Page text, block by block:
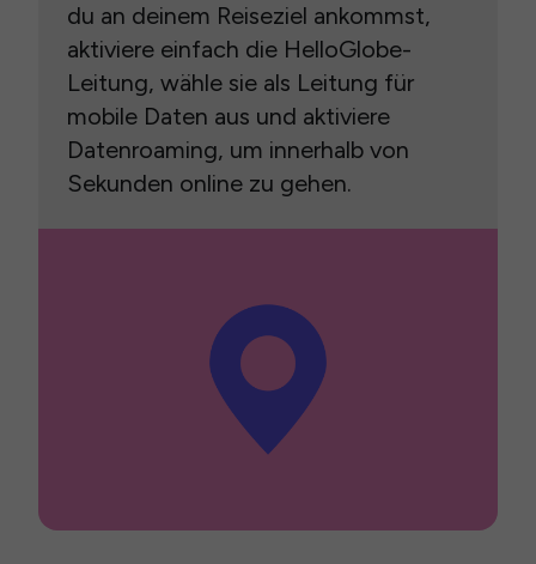
du an deinem Reiseziel ankommst,
aktiviere einfach die HelloGlobe-
Leitung, wähle sie als Leitung für
mobile Daten aus und aktiviere
Datenroaming, um innerhalb von
Sekunden online zu gehen.